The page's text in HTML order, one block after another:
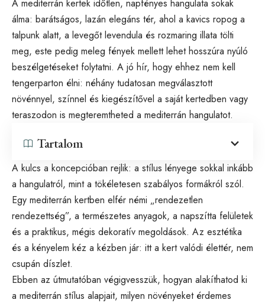
A mediterrán kertek időtlen, napfényes hangulata sokak
álma: barátságos, lazán elegáns tér, ahol a kavics ropog a
talpunk alatt, a levegőt levendula és rozmaring illata tölti
meg, este pedig meleg fények mellett lehet hosszúra nyúló
beszélgetéseket folytatni. A jó hír, hogy ehhez nem kell
tengerparton élni: néhány tudatosan megválasztott
növénnyel, színnel és kiegészítővel a saját kertedben vagy
teraszodon is megteremtheted a mediterrán hangulatot.
Tartalom
A kulcs a koncepcióban rejlik: a stílus lényege sokkal inkább
a hangulatról, mint a tökéletesen szabályos formákról szól.
Egy mediterrán kertben elfér némi „rendezetlen
rendezettség”, a természetes anyagok, a napszítta felületek
és a praktikus, mégis dekoratív megoldások. Az esztétika
és a kényelem kéz a kézben jár: itt a kert valódi élettér, nem
csupán díszlet.
Ebben az útmutatóban végigvesszük, hogyan alakíthatod ki
a mediterrán stílus alapjait, milyen növényeket érdemes